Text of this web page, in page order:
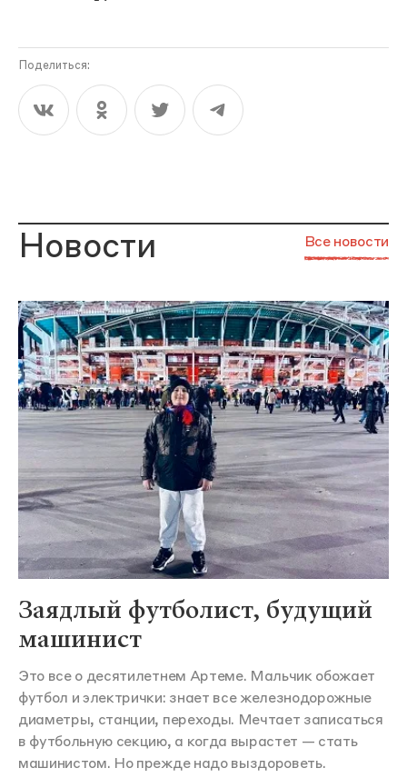
Поделиться:
Новости Все новости
Заядлый футболист, будущий
машинист
Это все о десятилетнем Артеме. Мальчик обожает
футбол и электрички: знает все железнодорожные
диаметры, станции, переходы. Мечтает записаться
в футбольную секцию, а когда вырастет — стать
машинистом. Но прежде надо выздороветь.